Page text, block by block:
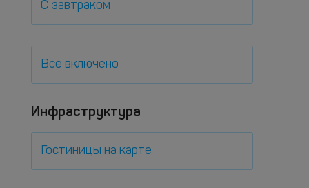
С завтраком
Все включено
Инфраструктура
Гостиницы на карте